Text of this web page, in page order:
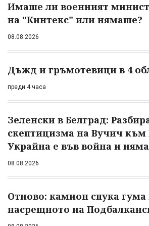
Имаше ли военният
на "Кинтекс" или нямаше?
08.08.2026
Дъжд и гръмотевици в 4
преди 4 часа
Зеленски в Белград:
скептицизма на Вучич към
Украйна е във война и
08.08.2026
Отново: камион спука гума
насрещното на